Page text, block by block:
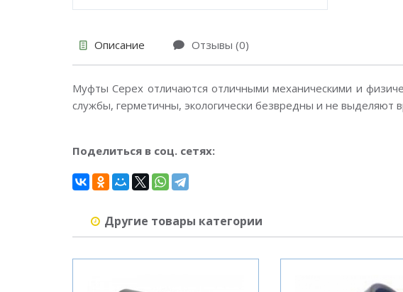
Описание Отзывы (0)
Муфты Cepex отличаются отличными механическими и
службы, герметичны, экологически безвредны и не выделяют
Поделиться в соц. сетях:
Другие товары категории